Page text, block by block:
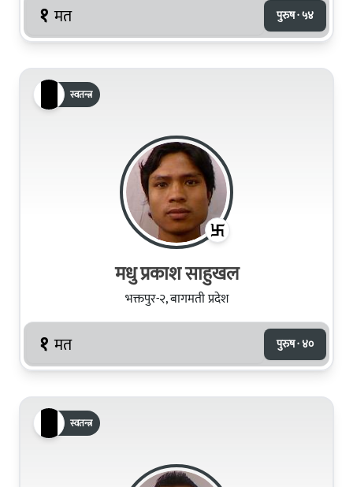
१ मत पुरुष · ५४
स्वतन्त्र
मधु प्रकाश साहुखल
भक्तपुर-२, बागमती प्रदेश
१ मत पुरुष · ४०
स्वतन्त्र